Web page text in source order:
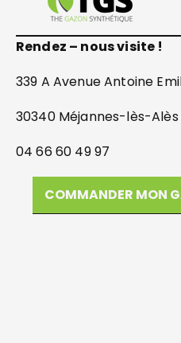
Rendez – nous visite !
339 A Avenue Antoine
30340 Méjannes-lès-Alès
04 66 60 49 97
COMMANDER MON